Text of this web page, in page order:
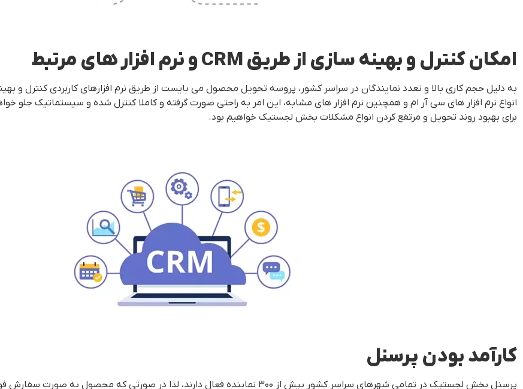
امکان کنترل و بهینه سازی از طریق CRM و نرم افزار های مرتبط
به دلیل حجم کاری بالا و تعدد نمایندگان در سراسر کشور، پروسه تحویل محصول می بایست از طریق نرم افزارهای کاربردی کنترل و
انواع نرم افزار های سی آر ام و همچنین نرم افزار های مشابه، این امر به راحتی صورت گرفته و کاملا کنترل شده و سیستماتیک جلو
برای بهبود روند تحویل و مرتفع کردن انواع مشکلات بخش لجستیک خواهیم بود.
کارآمد بودن پرسنل
پرسنل بخش لجستیک در تمامی شهرهای سراسر کشور بیش از ۳۰۰ نماینده فعال دارند، لذا در صورتی که